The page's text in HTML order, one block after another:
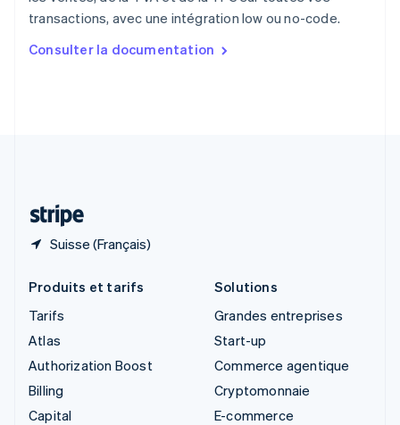
transactions, avec une intégration low ou no-code.
Consulter la documentation
Suisse (Français)
Singapour
English简体中文
English
Produits et tarifs
Tarifs
Atlas
Authorization Boost
Billing
Capital
Solutions
Grandes entreprises
Start-up
Commerce agentique
Cryptomonnaie
E-commerce